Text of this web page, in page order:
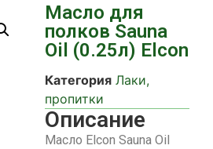
Масло для
полков Sauna
Oil (0.25л) Elcon
Категория Лаки,
пропитки
Описание
Масло Elcon Sauna Oil